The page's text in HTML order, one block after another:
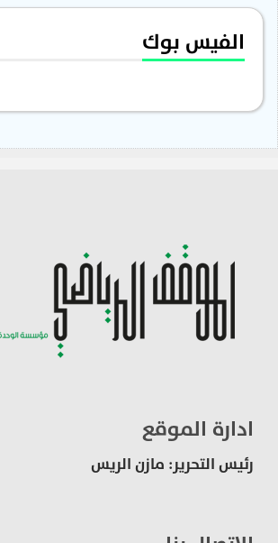
الفيس بوك
ادارة الموقع
رئيس التحرير: مازن الريس